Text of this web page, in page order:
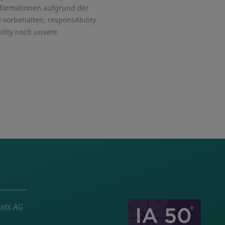
aufgrund der
vorbehalten. responsAbility
noch unsere
AG